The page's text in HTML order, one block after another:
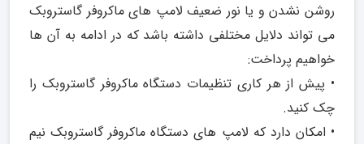
روشن نشدن و یا نور ضعیف لامپ های ماکروفر گاستروبک
می تواند دلایل مختلفی داشته باشد که در ادامه به آن ها
خواهیم پرداخت:
• پیش از هر کاری تنظیمات دستگاه ماکروفر گاستروبک را
چک کنید.
• امکان دارد که لامپ های دستگاه ماکروفر گاستروبک نیم